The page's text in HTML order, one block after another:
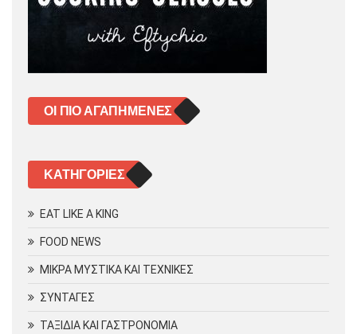
ΟΙ ΠΙΟ ΑΓΑΠΗΜΈΝΕΣ
KΑΤΗΓΟΡΊΕΣ
EAT LIKE A KING
FOOD NEWS
ΜΙΚΡΑ ΜΥΣΤΙΚΑ ΚΑΙ ΤΕΧΝΙΚΕΣ
ΣΥΝΤΑΓΕΣ
ΤΑΞΙΔΙΑ ΚΑΙ ΓΑΣΤΡΟΝΟΜΙΑ